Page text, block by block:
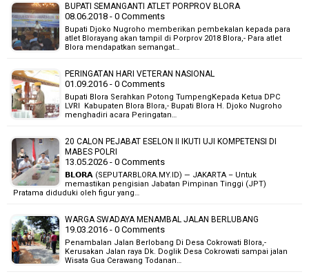
BUPATI SEMANGANTI ATLET PORPROV BLORA
08.06.2018 - 0 Comments
Bupati Djoko Nugroho memberikan pembekalan kepada para
atlet Blorayang akan tampil di Porprov 2018 Blora,- Para atlet
Blora mendapatkan semangat…
PERINGATAN HARI VETERAN NASIONAL
01.09.2016 - 0 Comments
Bupati Blora Serahkan Potong TumpengKepada Ketua DPC
LVRI Kabupaten Blora Blora,- Bupati Blora H. Djoko Nugroho
menghadiri acara Peringatan…
20 CALON PEJABAT ESELON II IKUTI UJI KOMPETENSI DI
MABES POLRI
13.05.2026 - 0 Comments
𝗕𝗟𝗢𝗥𝗔 (SEPUTARBLORA.MY.ID) — JAKARTA – Untuk
memastikan pengisian Jabatan Pimpinan Tinggi (JPT)
Pratama diduduki oleh figur yang…
WARGA SWADAYA MENAMBAL JALAN BERLUBANG
19.03.2016 - 0 Comments
Penambalan Jalan Berlobang Di Desa Cokrowati Blora,-
Kerusakan Jalan raya Dk. Doglik Desa Cokrowati sampai jalan
Wisata Gua Cerawang Todanan…